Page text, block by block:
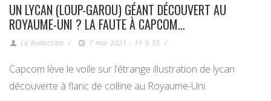
UN LYCAN (LOUP-GAROU) GÉANT DÉCOUVERT AU
ROYAUME-UNI ? LA FAUTE À CAPCOM…
La Redaction / 7 mai 2021 - 11 h 55 /
Capcom lève le voile sur l’étrange illustration de lycan
découverte à flanc de colline au Royaume-Uni.